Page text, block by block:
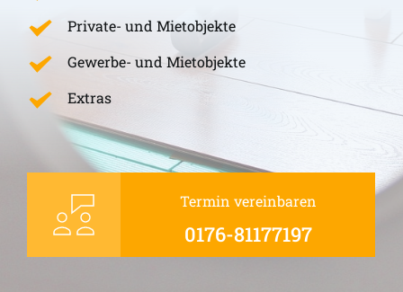
Private- und Mietobjekte
Gewerbe- und Mietobjekte
Extras
Termin vereinbaren
0176-81177197